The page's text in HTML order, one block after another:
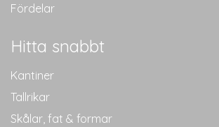
Fördelar
Hitta snabbt
Kantiner
Tallrikar
Skålar, fat & formar